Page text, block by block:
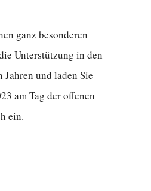
ganz besonderen
Unterstützung in den
und laden Sie
am Tag der offenen
ein.